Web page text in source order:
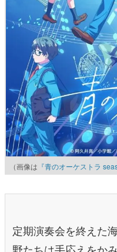
（画像は 『青のオーケストラ
定期演奏会を終えた
野たちは手応えをか